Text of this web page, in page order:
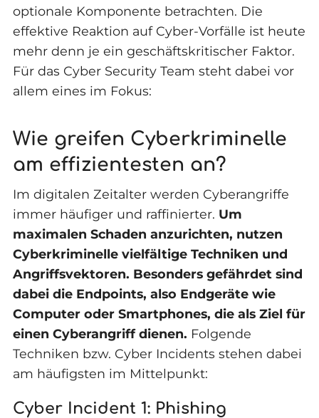
optionale Komponente betrachten. Die
effektive Reaktion auf Cyber-Vorfälle ist heute
mehr denn je ein geschäftskritischer Faktor.
Für das Cyber Security Team steht dabei vor
allem eines im Fokus:
Wie greifen Cyberkriminelle
am effizientesten an?
Im digitalen Zeitalter werden Cyberangriffe
immer häufiger und raffinierter. Um
maximalen Schaden anzurichten, nutzen
Cyberkriminelle vielfältige Techniken und
Angriffsvektoren. Besonders gefährdet sind
dabei die Endpoints, also Endgeräte wie
Computer oder Smartphones, die als Ziel für
einen Cyberangriff dienen. Folgende
Techniken bzw. Cyber Incidents stehen dabei
am häufigsten im Mittelpunkt:
Cyber Incident 1: Phishing